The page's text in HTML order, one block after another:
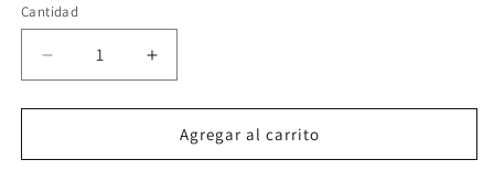
Cantidad
Cantidad
Reducir
cantidad
para
Corto
Aumentar
cantidad
para
Vestido
Corto
Agregar al carrito